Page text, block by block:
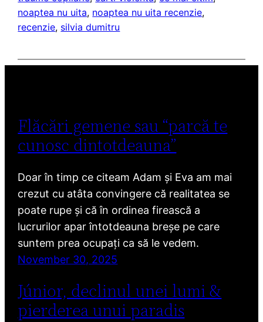
noaptea nu uita, noaptea nu uita recenzie
recenzie, silvia dumitru
Flăcări gemene sau “parcă te
cunosc dintotdeauna”
Doar în timp ce citeam Adam și Eva am mai
crezut cu atâta convingere că realitatea se
poate rupe și că în ordinea firească a
lucrurilor apar întotdeauna breșe pe care
suntem prea ocupați ca să le vedem.
November 30, 2025
Júnior, declinul unei lumi &
pierderea unui paradis